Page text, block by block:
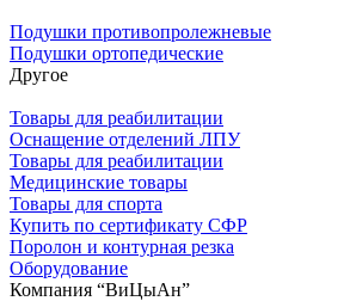
Подушки противопролежневые
Подушки ортопедические
Другое
Товары для реабилитации
Оснащение отделений ЛПУ
Товары для реабилитации
Медицинские товары
Товары для спорта
Купить по сертификату СФР
Поролон и контурная резка
Оборудование
Компания “ВиЦыАн”